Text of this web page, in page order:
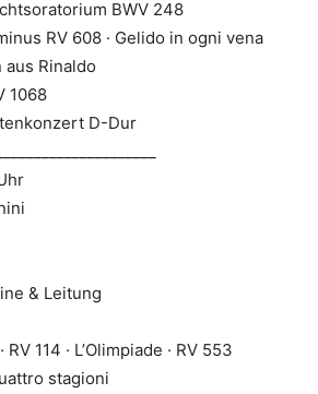
BWV 248
RV 608 · Gelido in ogni vena
aus Rinaldo
1068
D-Dur
& Leitung
114 · L’Olimpiade · RV 553
stagioni